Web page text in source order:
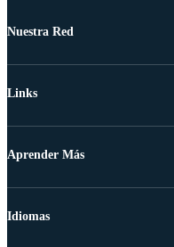
Nuestra Red
Links
Aprender Más
Idiomas